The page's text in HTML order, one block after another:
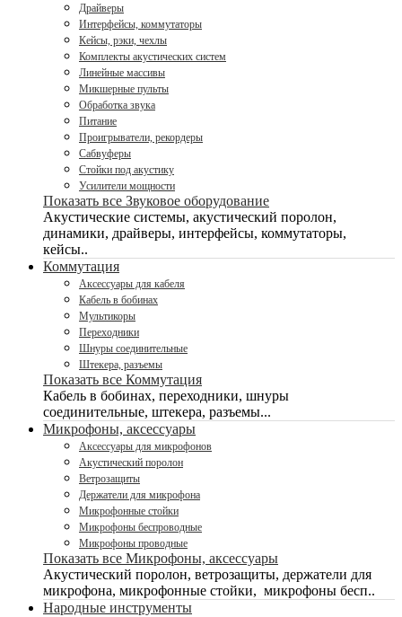
Драйверы
Интерфейсы, коммутаторы
Кейсы, рэки, чехлы
Комплекты акустических систем
Линейные массивы
Микшерные пульты
Обработка звука
Питание
Проигрыватели, рекордеры
Сабвуферы
Стойки под акустику
Усилители мощности
Показать все Звуковое оборудование
Акустические системы, акустический поролон,
динамики, драйверы, интерфейсы, коммутаторы,
кейсы..
Коммутация
Аксессуары для кабеля
Кабель в бобинах
Мультикоры
Переходники
Шнуры соединительные
Штекера, разъемы
Показать все Коммутация
Кабель в бобинах, переходники, шнуры
соединительные, штекера, разъемы...
Микрофоны, аксессуары
Аксессуары для микрофонов
Акустический поролон
Ветрозащиты
Держатели для микрофона
Микрофонные стойки
Микрофоны беспроводные
Микрофоны проводные
Показать все Микрофоны, аксессуары
Акустический поролон, ветрозащиты, держатели для
микрофона, микрофонные стойки, микрофоны бесп..
Народные инструменты